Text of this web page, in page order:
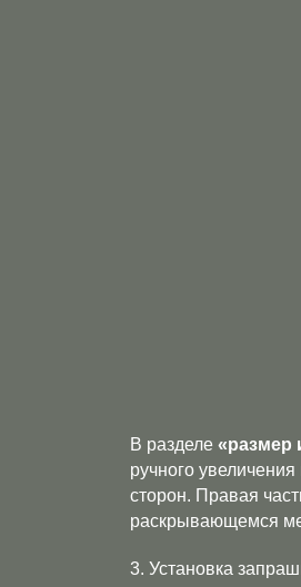
В разделе «размер
ручного
сторон. Правая
раскрывающемся
3. Установка